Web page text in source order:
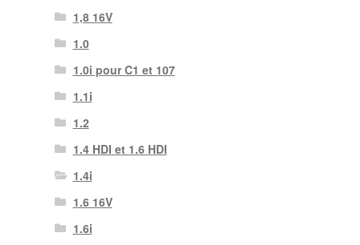
1,8 16V
1.0
1.0i pour C1 et 107
1.1i
1.2
1.4 HDI et 1.6 HDI
1.4i
1.6 16V
1.6i